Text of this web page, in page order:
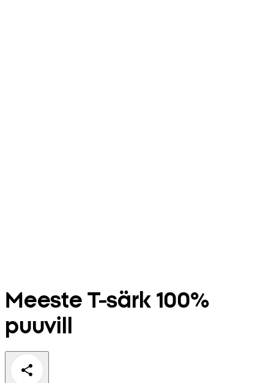
Meeste T-särk 100%
puuvill